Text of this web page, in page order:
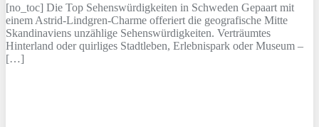
[no_toc] Die Top Sehenswürdigkeiten in Schweden Gepaart mit
einem Astrid-Lindgren-Charme offeriert die geografische Mitte
Skandinaviens unzählige Sehenswürdigkeiten. Verträumtes
Hinterland oder quirliges Stadtleben, Erlebnispark oder Museum –
[…]